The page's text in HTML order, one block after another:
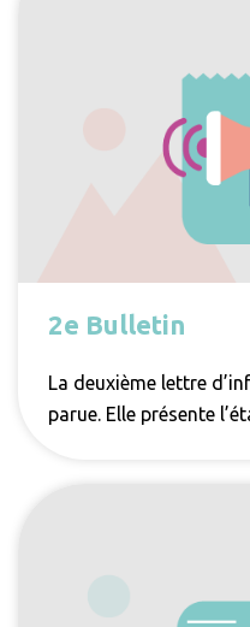
2e Bulletin
La deuxième lettre
parue. Elle présente